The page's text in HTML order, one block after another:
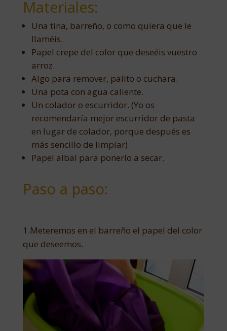
Materiales:
Una tina, barreño, o como quiera que le
llaméis.
Papel crepe del color que deseéis vuestro
arroz.
Algo para remover, palito o cuchara.
Una pota con agua caliente.
Un colador o escurridor. (Yo os
recomendaría mejor escurridor de pasta
en lugar de colador, porque después es
más sencillo de limpiar)
Papel albal para ponerlo a secar.
Paso a paso:
1.Meteremos en el barreño el papel del color
que deseemos.